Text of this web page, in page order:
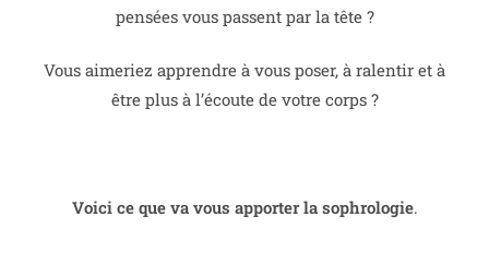
pensées vous passent par la tête ?
Vous aimeriez apprendre à vous poser, à ralentir et à
être plus à l’écoute de votre corps ?
Voici ce que va vous apporter la sophrologie.